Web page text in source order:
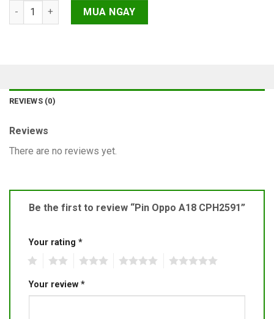
Pin Oppo A18 CPH2591 quantity
MUA NGAY
REVIEWS (0)
Reviews
There are no reviews yet.
Be the first to review “Pin Oppo A18 CPH2591”
Your rating *
Your review *